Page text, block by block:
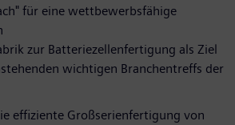
für eine wettbewerbsfähige
zur Batteriezellenfertigung als Ziel
wichtigen Branchentreffs der
effiziente Großserienfertigung von